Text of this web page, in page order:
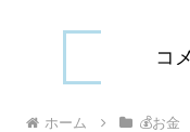
コ
ホーム 💰お金